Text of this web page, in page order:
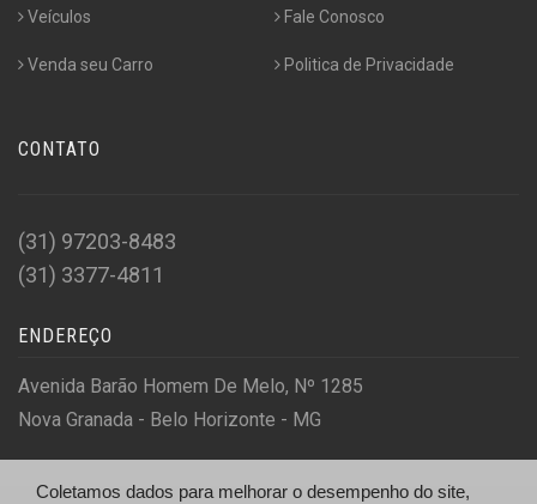
Veículos
Venda seu Carro
Fale Conosco
Politica de Privacidade
CONTATO
(31) 97203-8483
(31) 3377-4811
ENDEREÇO
Avenida Barão Homem De Melo, Nº 1285
Nova Granada - Belo Horizonte - MG
Coletamos dados para melhorar o desempenho do site,